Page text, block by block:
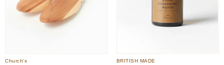
Church's BRITISH MADE